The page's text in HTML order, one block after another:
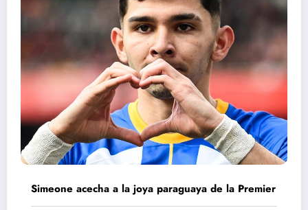
Simeone acecha a la joya paraguaya de la Premier